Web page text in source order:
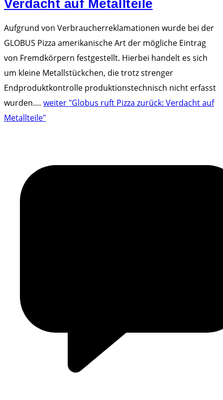
Verdacht auf Metallteile
Aufgrund von Verbraucherreklamationen wurde bei der
GLOBUS Pizza amerikanische Art der mögliche Eintrag
von Fremdkörpern festgestellt. Hierbei handelt es sich
um kleine Metallstückchen, die trotz strenger
Endproduktkontrolle produktionstechnisch nicht erfasst
wurden.… weiter "Globus ruft Pizza zurück: Verdacht auf
Metallteile"